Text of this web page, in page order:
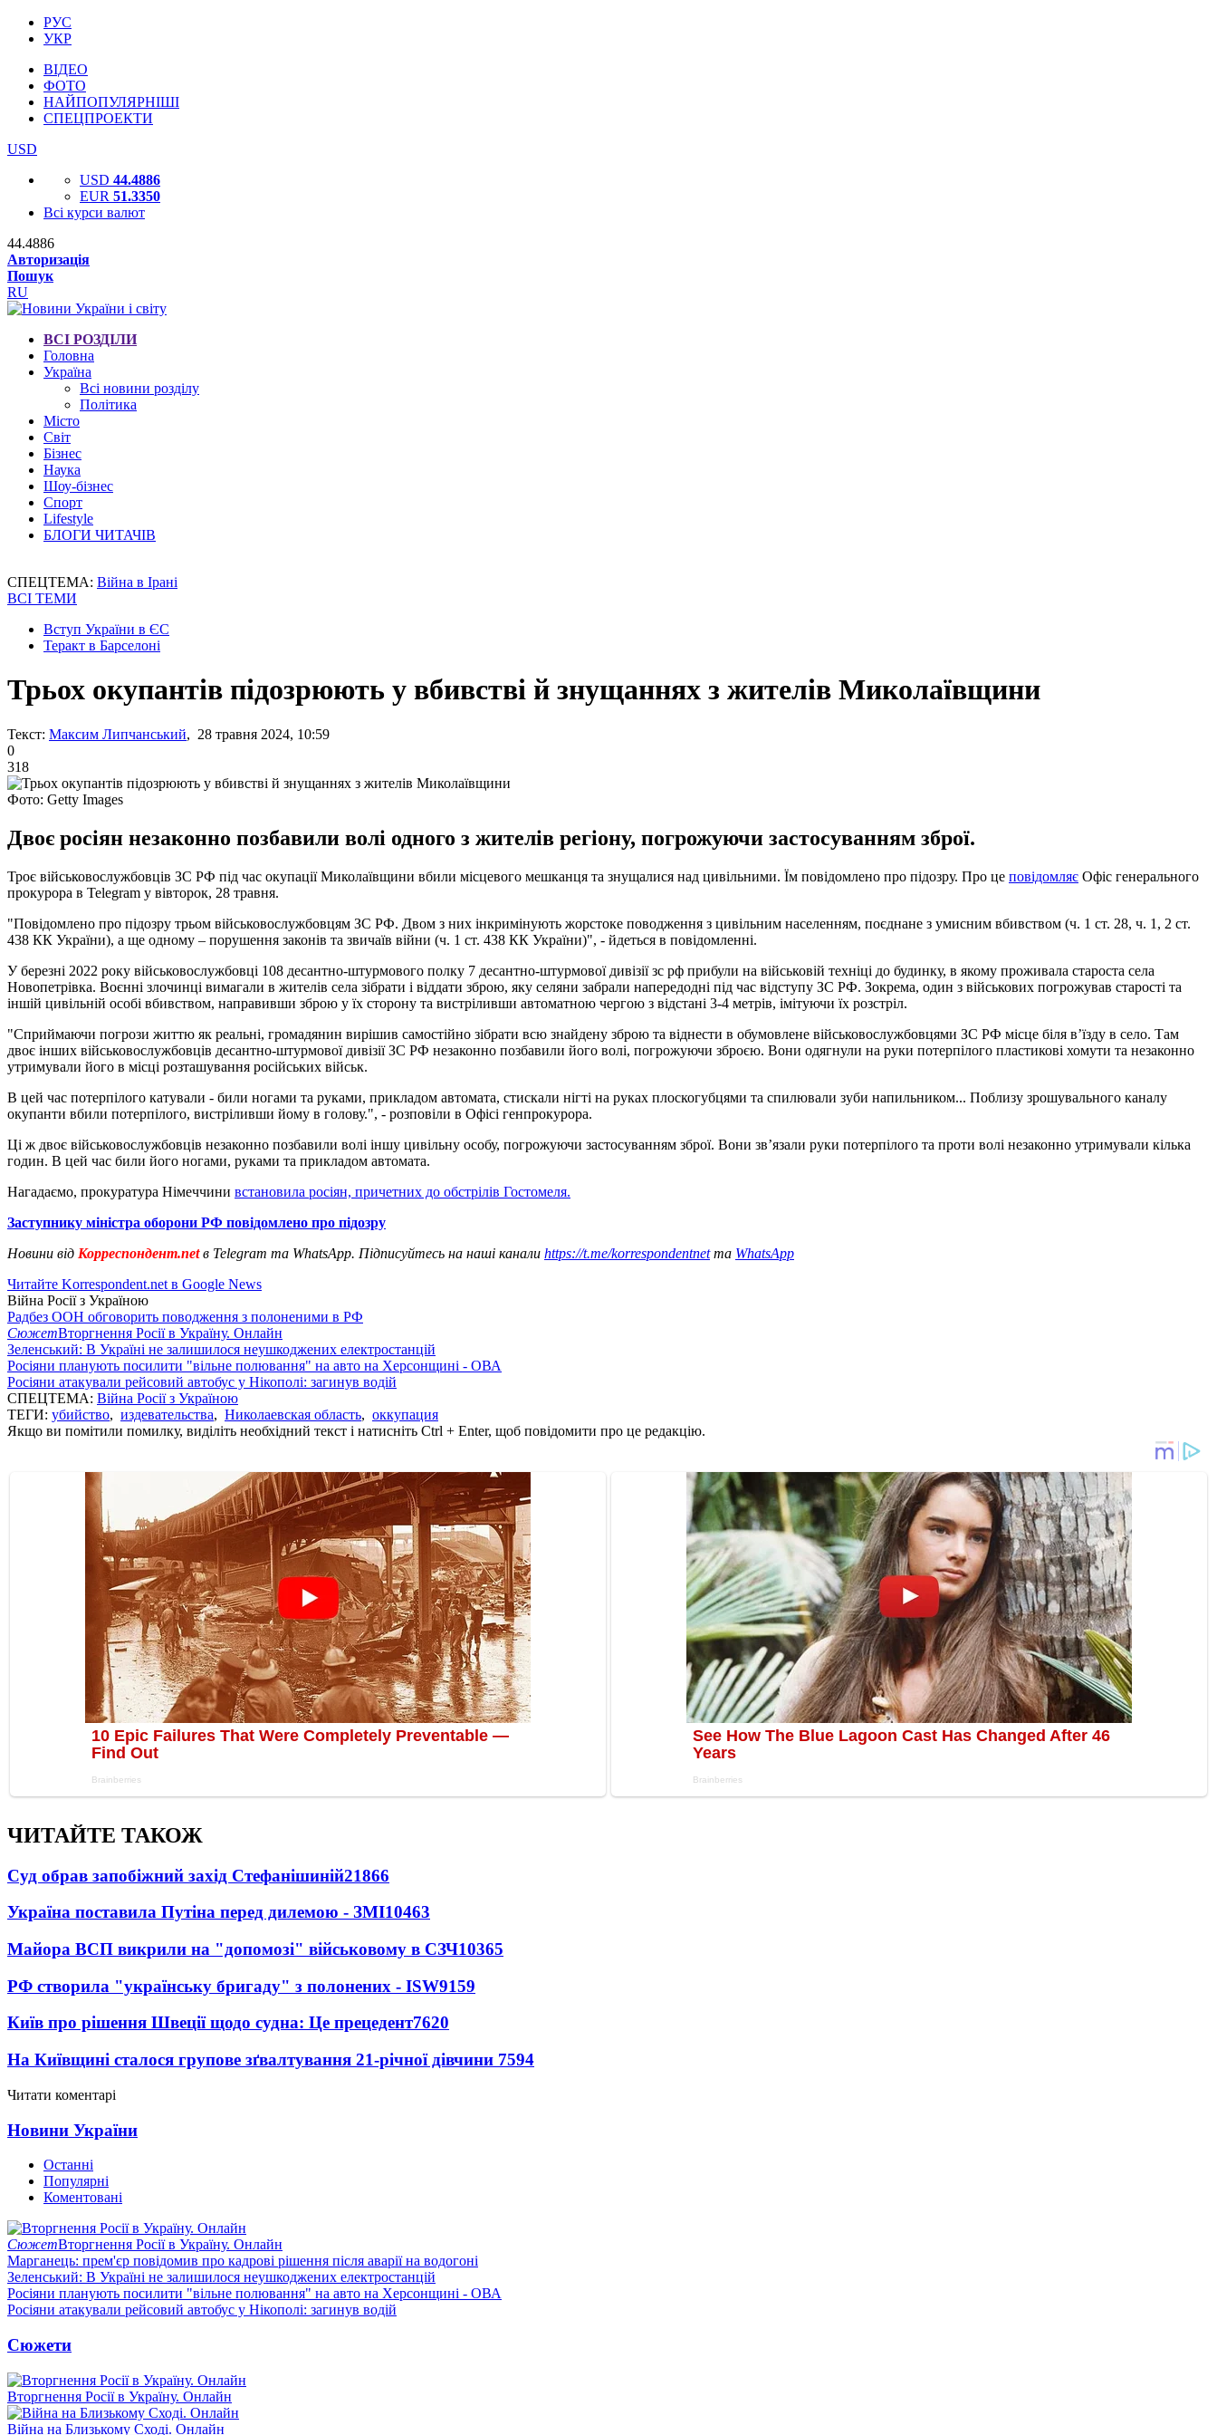
РУС
УКР
ВІДЕО
ФОТО
НАЙПОПУЛЯРНІШІ
СПЕЦПРОЕКТИ
USD
USD 44.4886
EUR 51.3350
Всі курси валют
44.4886
Авторизація
Пошук
RU
ВСІ РОЗДІЛИ
Головна
Україна
Всі новини розділу
Політика
Місто
Світ
Бізнес
Наука
Шоу-бізнес
Спорт
Lifestyle
БЛОГИ ЧИТАЧІВ
СПЕЦТЕМА: Війна в Ірані
ВСІ ТЕМИ
Вступ України в ЄС
Теракт в Барселоні
Трьох окупантів підозрюють у вбивстві й знущаннях з жителів Миколаївщини
Текст: Максим Липчанський, 28 травня 2024, 10:59
0
318
Фото: Getty Images
Двоє росіян незаконно позбавили волі одного з жителів регіону, погрожуючи застосуванням зброї.
Троє військовослужбовців ЗС РФ під час окупації Миколаївщини вбили місцевого мешканця та знущалися над цивільними. Їм повідомлено про підозру. Про це повідомляє Офіс генерального
прокурора в Telegram у вівторок, 28 травня.
"Повідомлено про підозру трьом військовослужбовцям ЗС РФ. Двом з них інкримінують жорстоке поводження з цивільним населенням, поєднане з умисним вбивством (ч. 1 ст. 28, ч. 1, 2 ст.
438 КК України), а ще одному – порушення законів та звичаїв війни (ч. 1 ст. 438 КК України)", - йдеться в повідомленні.
У березні 2022 року військовослужбовці 108 десантно-штурмового полку 7 десантно-штурмової дивізії зс рф прибули на військовій техніці до будинку, в якому проживала староста села
Новопетрівка. Воєнні злочинці вимагали в жителів села зібрати і віддати зброю, яку селяни забрали напередодні під час відступу ЗС РФ. Зокрема, один з військових погрожував старості та
іншій цивільній особі вбивством, направивши зброю у їх сторону та вистріливши автоматною чергою з відстані 3-4 метрів, імітуючи їх розстріл.
"Сприймаючи погрози життю як реальні, громадянин вирішив самостійно зібрати всю знайдену зброю та віднести в обумовлене військовослужбовцями ЗС РФ місце біля в’їзду в село. Там
двоє інших військовослужбовців десантно-штурмової дивізії ЗС РФ незаконно позбавили його волі, погрожуючи зброєю. Вони одягнули на руки потерпілого пластикові хомути та незаконно
утримували його в місці розташування російських військ.
В цей час потерпілого катували - били ногами та руками, прикладом автомата, стискали нігті на руках плоскогубцями та спилювали зуби напильником... Поблизу зрошувального каналу
окупанти вбили потерпілого, вистріливши йому в голову.", - розповіли в Офісі генпрокурора.
Ці ж двоє військовослужбовців незаконно позбавили волі іншу цивільну особу, погрожуючи застосуванням зброї. Вони зв’язали руки потерпілого та проти волі незаконно утримували кілька
годин. В цей час били його ногами, руками та прикладом автомата.
Нагадаємо, прокуратура Німеччини встановила росіян, причетних до обстрілів Гостомеля.
Заступнику міністра оборони РФ повідомлено про підозру
Новини від Корреспондент.netв Telegram та WhatsApp. Підписуйтесь на наші канали https://t.me/korrespondentnetта WhatsApp
Читайте Korrespondent.net в Google News
Війна Росії з Україною
Радбез ООН обговорить поводження з полоненими в РФ
СюжетВторгнення Росії в Україну. Онлайн
Зеленський: В Україні не залишилося неушкоджених електростанцій
Росіяни планують посилити "вільне полювання" на авто на Херсонщині - ОВА
Росіяни атакували рейсовий автобус у Нікополі: загинув водій
СПЕЦТЕМА: Війна Росії з Україною
ТЕГИ: убийство, издевательства, Николаевская область, оккупация
Якщо ви помітили помилку, виділіть необхідний текст і натисніть Ctrl + Enter, щоб повідомити про це редакцію.
ЧИТАЙТЕ ТАКОЖ
Суд обрав запобіжний захід Стефанішиній21866
Україна поставила Путіна перед дилемою - ЗМІ10463
Майора ВСП викрили на "допомозі" військовому в СЗЧ10365
РФ створила "українську бригаду" з полонених - ISW9159
Київ про рішення Швеції щодо судна: Це прецедент7620
На Київщині сталося групове зґвалтування 21-річної дівчини 7594
Читати коментарі
Новини України
Останні
Популярні
Коментовані
СюжетВторгнення Росії в Україну. Онлайн
Марганець: прем'єр повідомив про кадрові рішення після аварії на водогоні
Зеленський: В Україні не залишилося неушкоджених електростанцій
Росіяни планують посилити "вільне полювання" на авто на Херсонщині - ОВА
Росіяни атакували рейсовий автобус у Нікополі: загинув водій
Сюжети
Вторгнення Росії в Україну. Онлайн
Війна на Близькому Сході. Онлайн